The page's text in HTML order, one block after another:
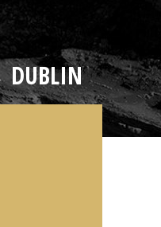
DUBLIN